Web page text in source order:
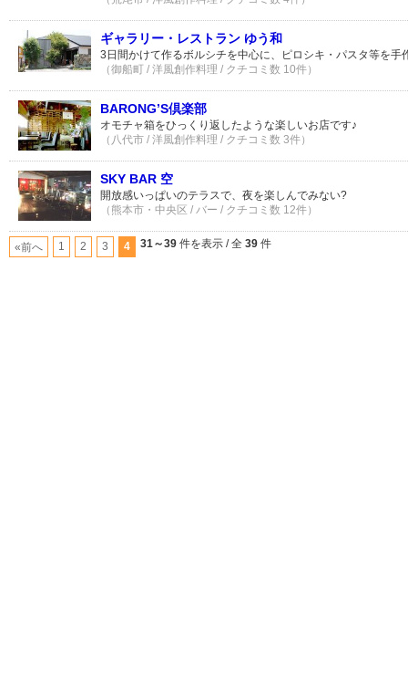
ギャラリー・レストラン ゆう和
3日間かけて作るボルシチを中心に、ピロシキ・パスタ等を手
（御船町 / 洋風創作料理 / クチコミ数 10件）
BARONG’S倶楽部
オモチャ箱をひっくり返したような楽しいお店です♪
（八代市 / 洋風創作料理 / クチコミ数 3件）
SKY BAR 空
開放感いっぱいのテラスで、夜を楽しんでみない?
（熊本市・中央区 / バー / クチコミ数 12件）
«前へ 1 2 3 4 31～39 件を表示 / 全 39 件